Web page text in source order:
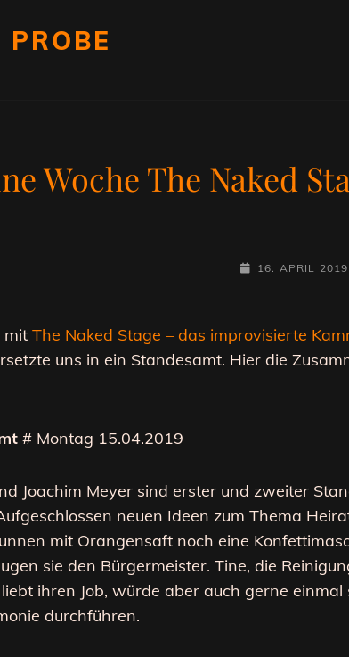
PROBE
Woche The Naked
POSTED-
16. APRIL 2019
mit The Naked Stage – das improvisierte
uns in ein Standesamt. Hier die
# Montag 15.04.2019
Joachim Meyer sind erster und zweiter
neuen Ideen zum Thema
mit Orangensaft noch eine
sie den Bürgermeister. Tine, die
ihren Job, würde aber auch gerne einmal
durchführen.